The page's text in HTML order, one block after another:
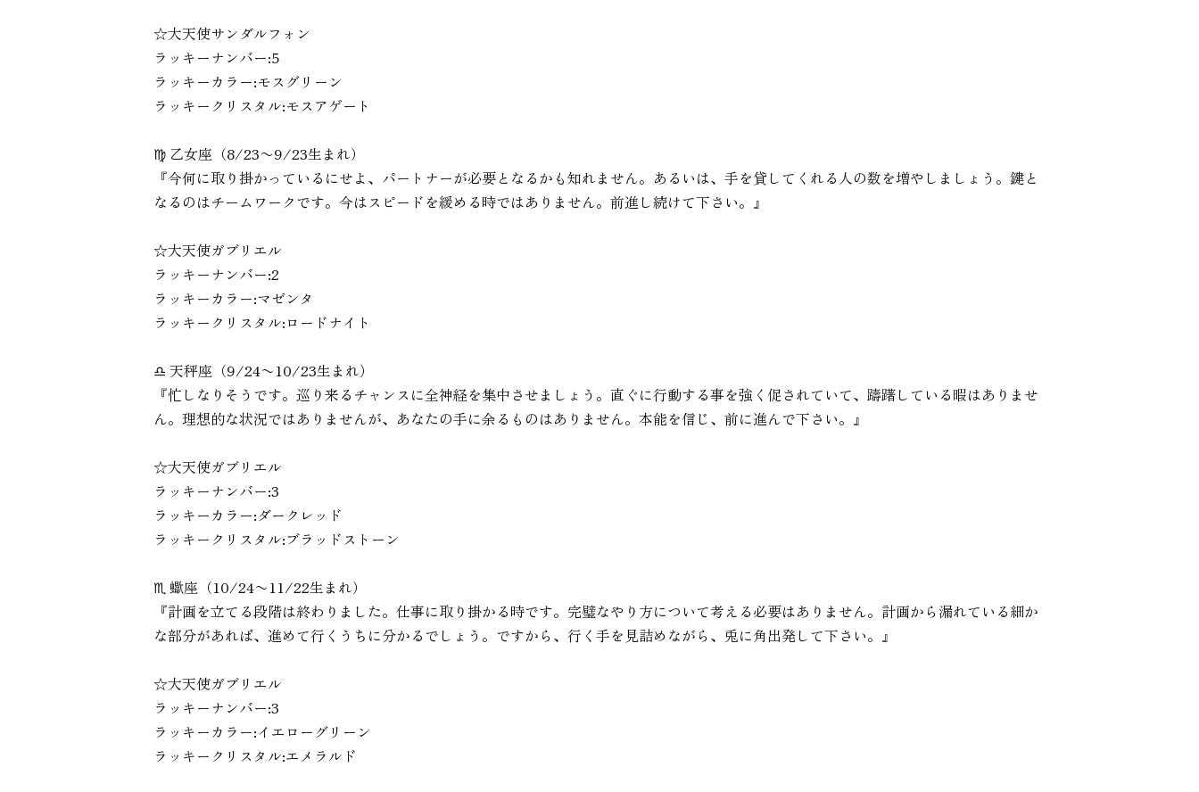
☆大天使サンダルフォン
ラッキーナンバー:5
ラッキーカラー:モスグリーン
ラッキークリスタル:モスアゲート
♍︎ 乙女座（8/23〜9/23生まれ）
『今何に取り掛かっているにせよ、パートナーが必要となるかも知れません。あるいは、手を貸してくれる人の数を増やしましょう。鍵と
なるのはチームワークです。今はスピードを緩める時ではありません。前進し続けて下さい。』
☆大天使ガブリエル
ラッキーナンバー:2
ラッキーカラー:マゼンタ
ラッキークリスタル:ロードナイト
♎︎ 天秤座（9/24〜10/23生まれ）
『忙しなりそうです。巡り来るチャンスに全神経を集中させましょう。直ぐに行動する事を強く促されていて、躊躇している暇はありませ
ん。理想的な状況ではありませんが、あなたの手に余るものはありません。本能を信じ、前に進んで下さい。』
☆大天使ガブリエル
ラッキーナンバー:3
ラッキーカラー:ダークレッド
ラッキークリスタル:ブラッドストーン
♏︎ 蠍座（10/24〜11/22生まれ）
『計画を立てる段階は終わりました。仕事に取り掛かる時です。完璧なやり方について考える必要はありません。計画から漏れている細か
な部分があれば、進めて行くうちに分かるでしょう。ですから、行く手を見詰めながら、兎に角出発して下さい。』
☆大天使ガブリエル
ラッキーナンバー:3
ラッキーカラー:イエローグリーン
ラッキークリスタル:エメラルド